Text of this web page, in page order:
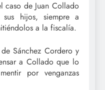
de Juan Collado
hijos, siempre a
a la fiscalía.
Sánchez Cordero y
a Collado que lo
por venganzas